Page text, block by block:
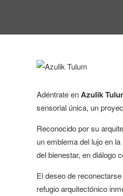
Adéntrate enAzulik
sensorial única, un
Reconocido por su
un emblema del lujo en
del bienestar, en diálogo
El deseo de
refugio arquitectónico